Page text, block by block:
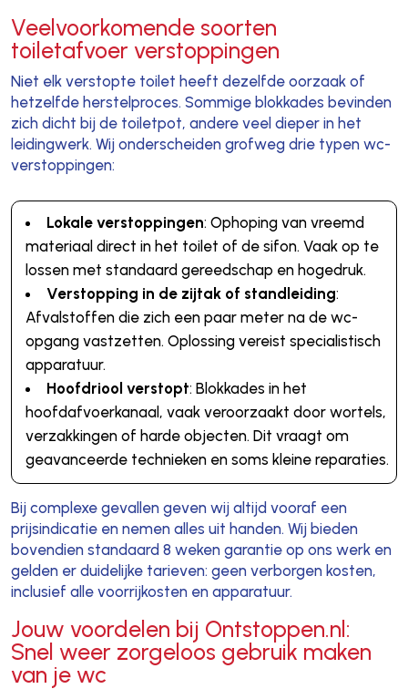
Veelvoorkomende soorten
toiletafvoer verstoppingen
Niet elk verstopte toilet heeft dezelfde oorzaak of
hetzelfde herstelproces. Sommige blokkades bevinden
zich dicht bij de toiletpot, andere veel dieper in het
leidingwerk. Wij onderscheiden grofweg drie typen wc-
verstoppingen:
Lokale verstoppingen: Ophoping van vreemd
materiaal direct in het toilet of de sifon. Vaak op te
lossen met standaard gereedschap en hogedruk.
Verstopping in de zijtak of standleiding:
Afvalstoffen die zich een paar meter na de wc-
opgang vastzetten. Oplossing vereist specialistisch
apparatuur.
Hoofdriool verstopt: Blokkades in het
hoofdafvoerkanaal, vaak veroorzaakt door wortels,
verzakkingen of harde objecten. Dit vraagt om
geavanceerde technieken en soms kleine reparaties.
Bij complexe gevallen geven wij altijd vooraf een
prijsindicatie en nemen alles uit handen. Wij bieden
bovendien standaard 8 weken garantie op ons werk en
gelden er duidelijke tarieven: geen verborgen kosten,
inclusief alle voorrijkosten en apparatuur.
Jouw voordelen bij Ontstoppen.nl:
Snel weer zorgeloos gebruik maken
van je wc